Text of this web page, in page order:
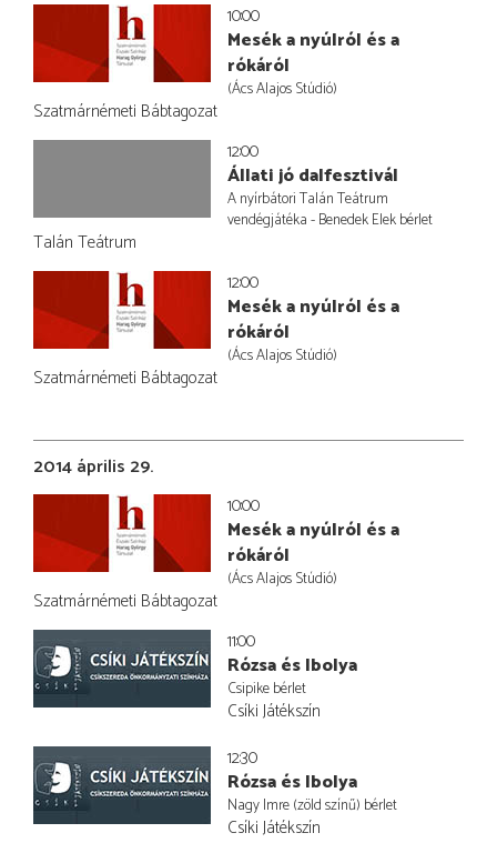
10:00
Mesék a nyúlról és a
rókáról
(Ács Alajos Stúdió)
Szatmárnémeti Bábtagozat
12:00
Állati jó dalfesztivál
A nyírbátori Talán Teátrum
vendégjátéka - Benedek Elek bérlet
Talán Teátrum
12:00
Mesék a nyúlról és a
rókáról
(Ács Alajos Stúdió)
Szatmárnémeti Bábtagozat
2014 április 29.
10:00
Mesék a nyúlról és a
rókáról
(Ács Alajos Stúdió)
Szatmárnémeti Bábtagozat
11:00
Rózsa és Ibolya
Csipike bérlet
Csíki Játékszín
12:30
Rózsa és Ibolya
Nagy Imre (zöld színű) bérlet
Csíki Játékszín